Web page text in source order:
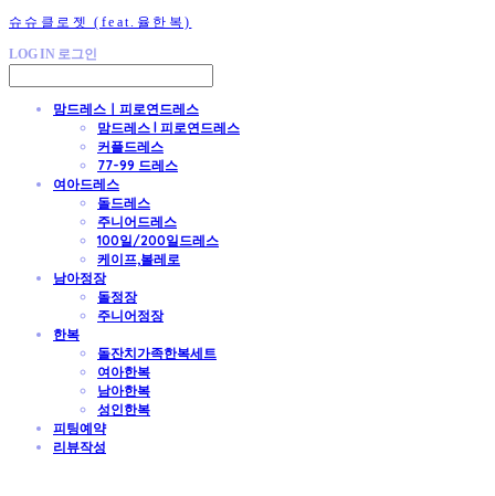
슈슈클로젯 (feat.율한복)
LOG IN 로그인
맘드레스ㅣ피로연드레스
맘드레스 l 피로연드레스
커플드레스
77-99 드레스
여아드레스
돌드레스
주니어드레스
100일/200일드레스
케이프,볼레로
남아정장
돌정장
주니어정장
한복
돌잔치가족한복세트
여아한복
남아한복
성인한복
피팅예약
리뷰작성